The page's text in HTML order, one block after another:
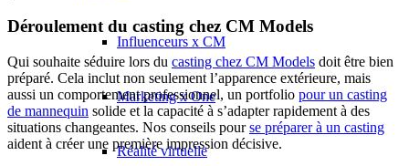
Influenceurs x CM
Marketing x One
Réalité virtuelle
Déroulement du casting chez CM Models
Qui souhaite séduire lors du casting chez CM Models doit être bien
préparé. Cela inclut non seulement l’apparence extérieure, mais
aussi un comportement professionnel, un portfolio pour un casting
de mannequin solide et la capacité à s’adapter rapidement à des
situations changeantes. Nos conseils pourse préparer à un casting
aident à créer une première impression décisive.